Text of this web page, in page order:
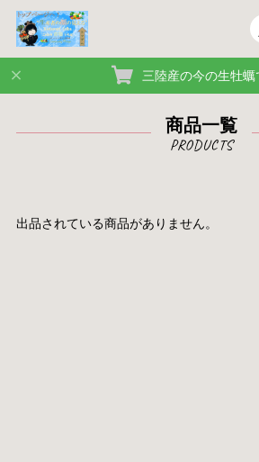
三陸産の今の生牡蠣
商品一覧
出品されている商品がありません。